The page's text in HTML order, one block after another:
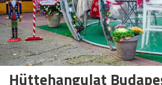
Hüttehangulat